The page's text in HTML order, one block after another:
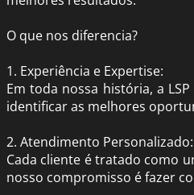
O que nos diferencia?
1. Experiência e Expertise:
Em toda nossa história, a
identificar as melhores
2. Atendimento Personalizado:
Cada cliente é tratado como
nosso compromisso é fazer